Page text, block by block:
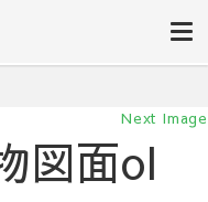
Next Image
図面ol